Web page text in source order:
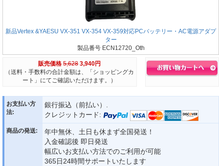
新品Vertex &YAESU VX-351 VX-354 VX-359対応PCバッテリー・AC電源アダプ
ター
製品番号 ECN12720_Oth
販売価格 5,628 3,940円
（送料・手数料の合計金額は、「ショッピングカ
ート」にてご確認いただけます。）
お支払い方
法:
銀行振込（前払い）.
クレジットカード:
商品の発送:
年中無休、土日も休まず全国発送！
入金確認後 即日発送
幅広いお支払い方法でのご利用が可能
365日24時間サポートいたします